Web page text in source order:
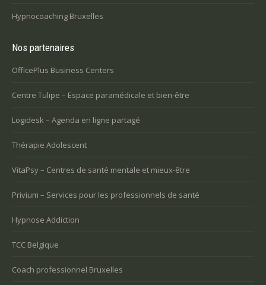
Hypnocoaching Bruxelles
Nos partenaires
OfficePlus Business Centers
Centre Tulipe – Espace paramédicale et bien-être
Logidesk – Agenda en ligne partagé
Thérapie Adolescent
VitaPsy – Centres de santé mentale et mieux-être
Privium – Services pour les professionnels de santé
Hypnose Addiction
TCC Belgique
Coach professionnel Bruxelles